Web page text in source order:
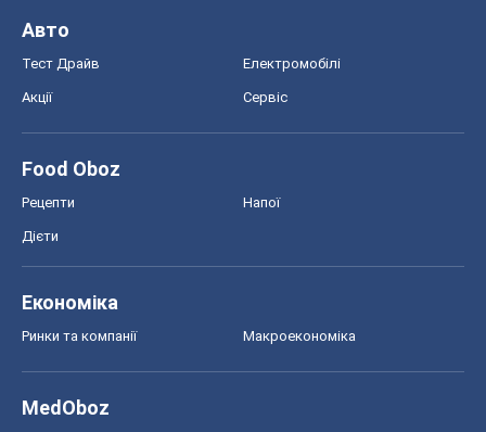
Авто
Тест Драйв Електромобілі
Акції Сервіс
Food Oboz
Рецепти Напої
Дієти
Економіка
Ринки та компанії Макроекономіка
MedOboz